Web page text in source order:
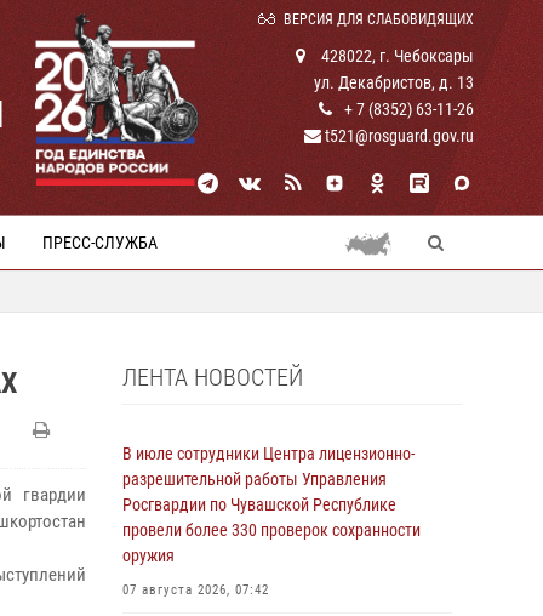
ВЕРСИЯ ДЛЯ СЛАБОВИДЯЩИХ
428022, г. Чебоксары
ул. Декабристов, д. 13
+ 7 (8352) 63-11-26
t521@rosguard.gov.ru
ПРЕСС-СЛУЖБА
гвардии
ЛЕНТА НОВОСТЕЙ
В июле сотрудники Центра лицензионно-
разрешительной работы Управления
Росгвардии по Чувашской Республике
провели более 330 проверок сохранности
оружия
07 августа 2026, 07:42